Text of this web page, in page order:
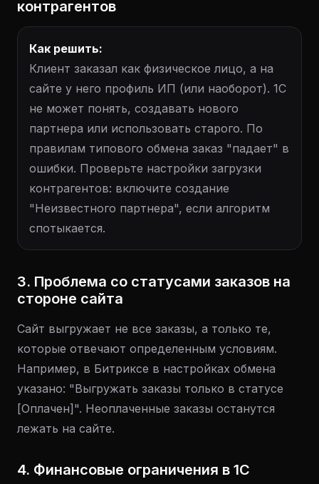
контрагентов
Как решить:
Клиент заказал как физическое лицо, а на
сайте у него профиль ИП (или наоборот). 1С
не может понять, создавать нового
партнера или использовать старого. По
правилам типового обмена заказ "падает" в
ошибки. Проверьте настройки загрузки
контрагентов: включите создание
"Неизвестного партнера", если алгоритм
спотыкается.
3. Проблема со статусами заказов на
стороне сайта
Сайт выгружает не все заказы, а только те,
которые отвечают определенным условиям.
Например, в Битриксе в настройках обмена
указано: "Выгружать заказы только в статусе
[Оплачен]". Неоплаченные заказы останутся
лежать на сайте.
4. Финансовые ограничения в 1С